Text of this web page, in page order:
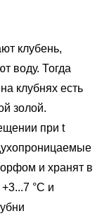
клубень,
воду. Тогда
клубнях есть
золой.
при t
и хранят в
°С и